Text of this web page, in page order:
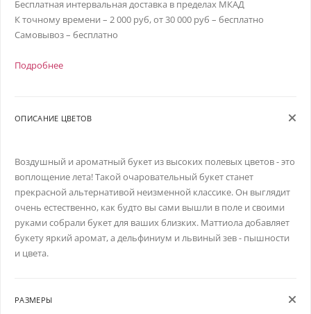
Бесплатная интервальная доставка в пределах МКАД
К точному времени – 2 000 руб, от 30 000 руб – бесплатно
Самовывоз – бесплатно
Подробнее
ОПИСАНИЕ ЦВЕТОВ
Воздушный и ароматный букет из высоких полевых цветов - это
воплощение лета! Такой очаровательный букет станет
прекрасной альтернативой неизменной классике. Он выглядит
очень естественно, как будто вы сами вышли в поле и своими
руками собрали букет для ваших близких. Маттиола добавляет
букету яркий аромат, а дельфиниум и львиный зев - пышности
и цвета.
РАЗМЕРЫ